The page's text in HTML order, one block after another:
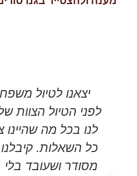
יצאנו לטיול
לפני הטיול הצוות
לנו בכל מה שהיינו
כל השאלות.
מסודר ושעובד בלי